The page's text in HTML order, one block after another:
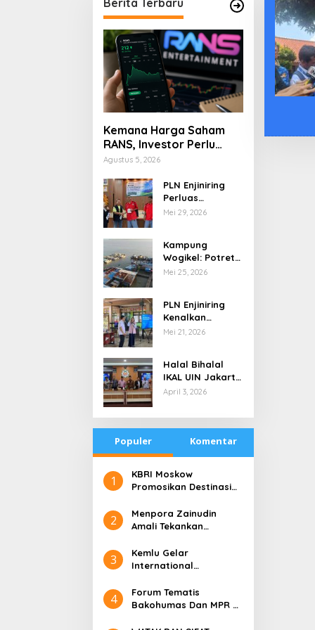
Kemana Harga Saham
RANS, Investor Perlu
Cermati Fundamental
Spekulasi Berlebihan
Agustus 5, 2026
PLN Enjiniring
Perluas
Wawasan Siswa
Perubahan Iklim
Mei 29, 2026
Kampung
Wogikel: Potret
Kehidupan
yang Bertahan
di Tengah
Keterbatasan
Mei 25, 2026
PLN Enjiniring
Kenalkan
Teknologi Energi
Mei 21, 2026
Halal Bihalal
IKAL UIN Jakarta
NTB, Alumni UIN
April 3, 2026
Populer Komentar
1
​KBRI Moskow
Promosikan Destinasi
Bali’
2
​Menpora Zainudin
Amali Tekankan
untuk DBON
3
​Kemlu Gelar
International
Diplomacy (ICDD)
4
Forum Tematis
Bakohumas Dan MPR RI